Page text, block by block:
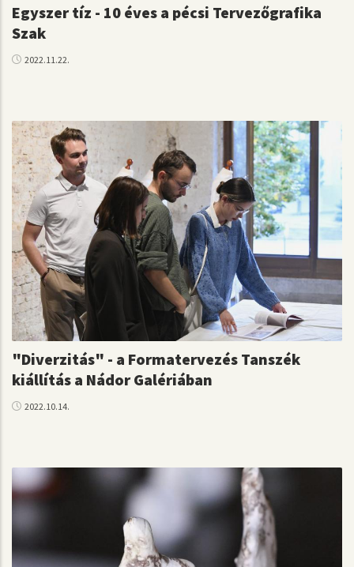
Egyszer tíz - 10 éves a pécsi Tervezőgrafika
Szak
2022.11.22.
"Diverzitás" - a Formatervezés Tanszék
kiállítás a Nádor Galériában
2022.10.14.